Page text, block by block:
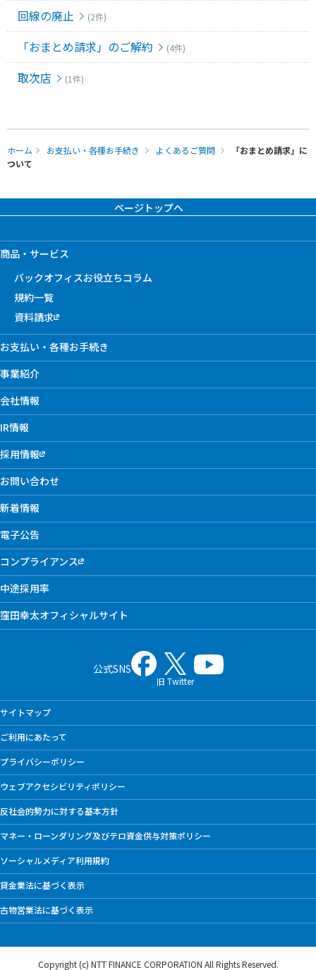
回線の廃止 (2件)
「おまとめ請求」のご解約 (4件)
取次店 (1件)
ホーム お支払い・各種お手続き よくあるご質問
「おまとめ請求」に
ついて
ページトップへ
商品・サービス
バックオフィスお役立ちコラム
規約一覧
資料請求
お支払い・各種お手続き
事業紹介
会社情報
IR情報
採用情報
お問い合わせ
新着情報
電子公告
コンプライアンス
中途採用率
窪田幸太オフィシャルサイト
公式SNS
旧 Twitter
サイトマップ
ご利用にあたって
プライバシーポリシー
ウェブアクセシビリティポリシー
反社会的勢力に対する基本方針
マネー・ローンダリング及びテロ資金供与対策ポリシー
ソーシャルメディア利用規約
貸金業法に基づく表示
古物営業法に基づく表示
Copyright (c) NTT FINANCE CORPORATION All Rights Reserved.